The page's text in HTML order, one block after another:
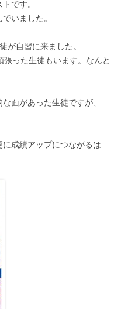
です。
いました。
が自習に来ました。
った生徒もいます。なんと
面があった生徒ですが、
成績アップにつながるは